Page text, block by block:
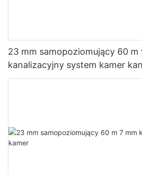
23 mm samopoziomujący 60 m
kanalizacyjny system kamer